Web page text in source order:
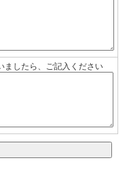
ましたら、ご記入ください